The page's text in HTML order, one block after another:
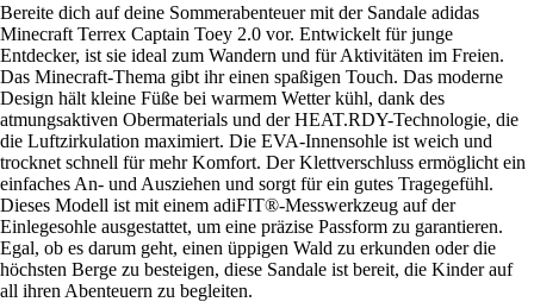
Bereite dich auf deine Sommerabenteuer mit der Sandale adidas
Minecraft Terrex Captain Toey 2.0 vor. Entwickelt für junge
Entdecker, ist sie ideal zum Wandern und für Aktivitäten im Freien.
Das Minecraft-Thema gibt ihr einen spaßigen Touch. Das moderne
Design hält kleine Füße bei warmem Wetter kühl, dank des
atmungsaktiven Obermaterials und der HEAT.RDY-Technologie, die
die Luftzirkulation maximiert. Die EVA-Innensohle ist weich und
trocknet schnell für mehr Komfort. Der Klettverschluss ermöglicht ein
einfaches An- und Ausziehen und sorgt für ein gutes Tragegefühl.
Dieses Modell ist mit einem adiFIT®-Messwerkzeug auf der
Einlegesohle ausgestattet, um eine präzise Passform zu garantieren.
Egal, ob es darum geht, einen üppigen Wald zu erkunden oder die
höchsten Berge zu besteigen, diese Sandale ist bereit, die Kinder auf
all ihren Abenteuern zu begleiten.